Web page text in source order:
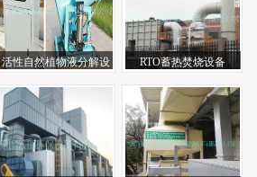
活性自然植物液分解设
RTO蓄热焚烧设备